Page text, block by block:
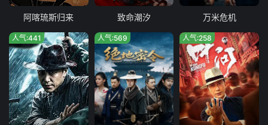
阿喀琉斯归来 致命潮汐 万米危机
人气:441 人气:569 人气:258